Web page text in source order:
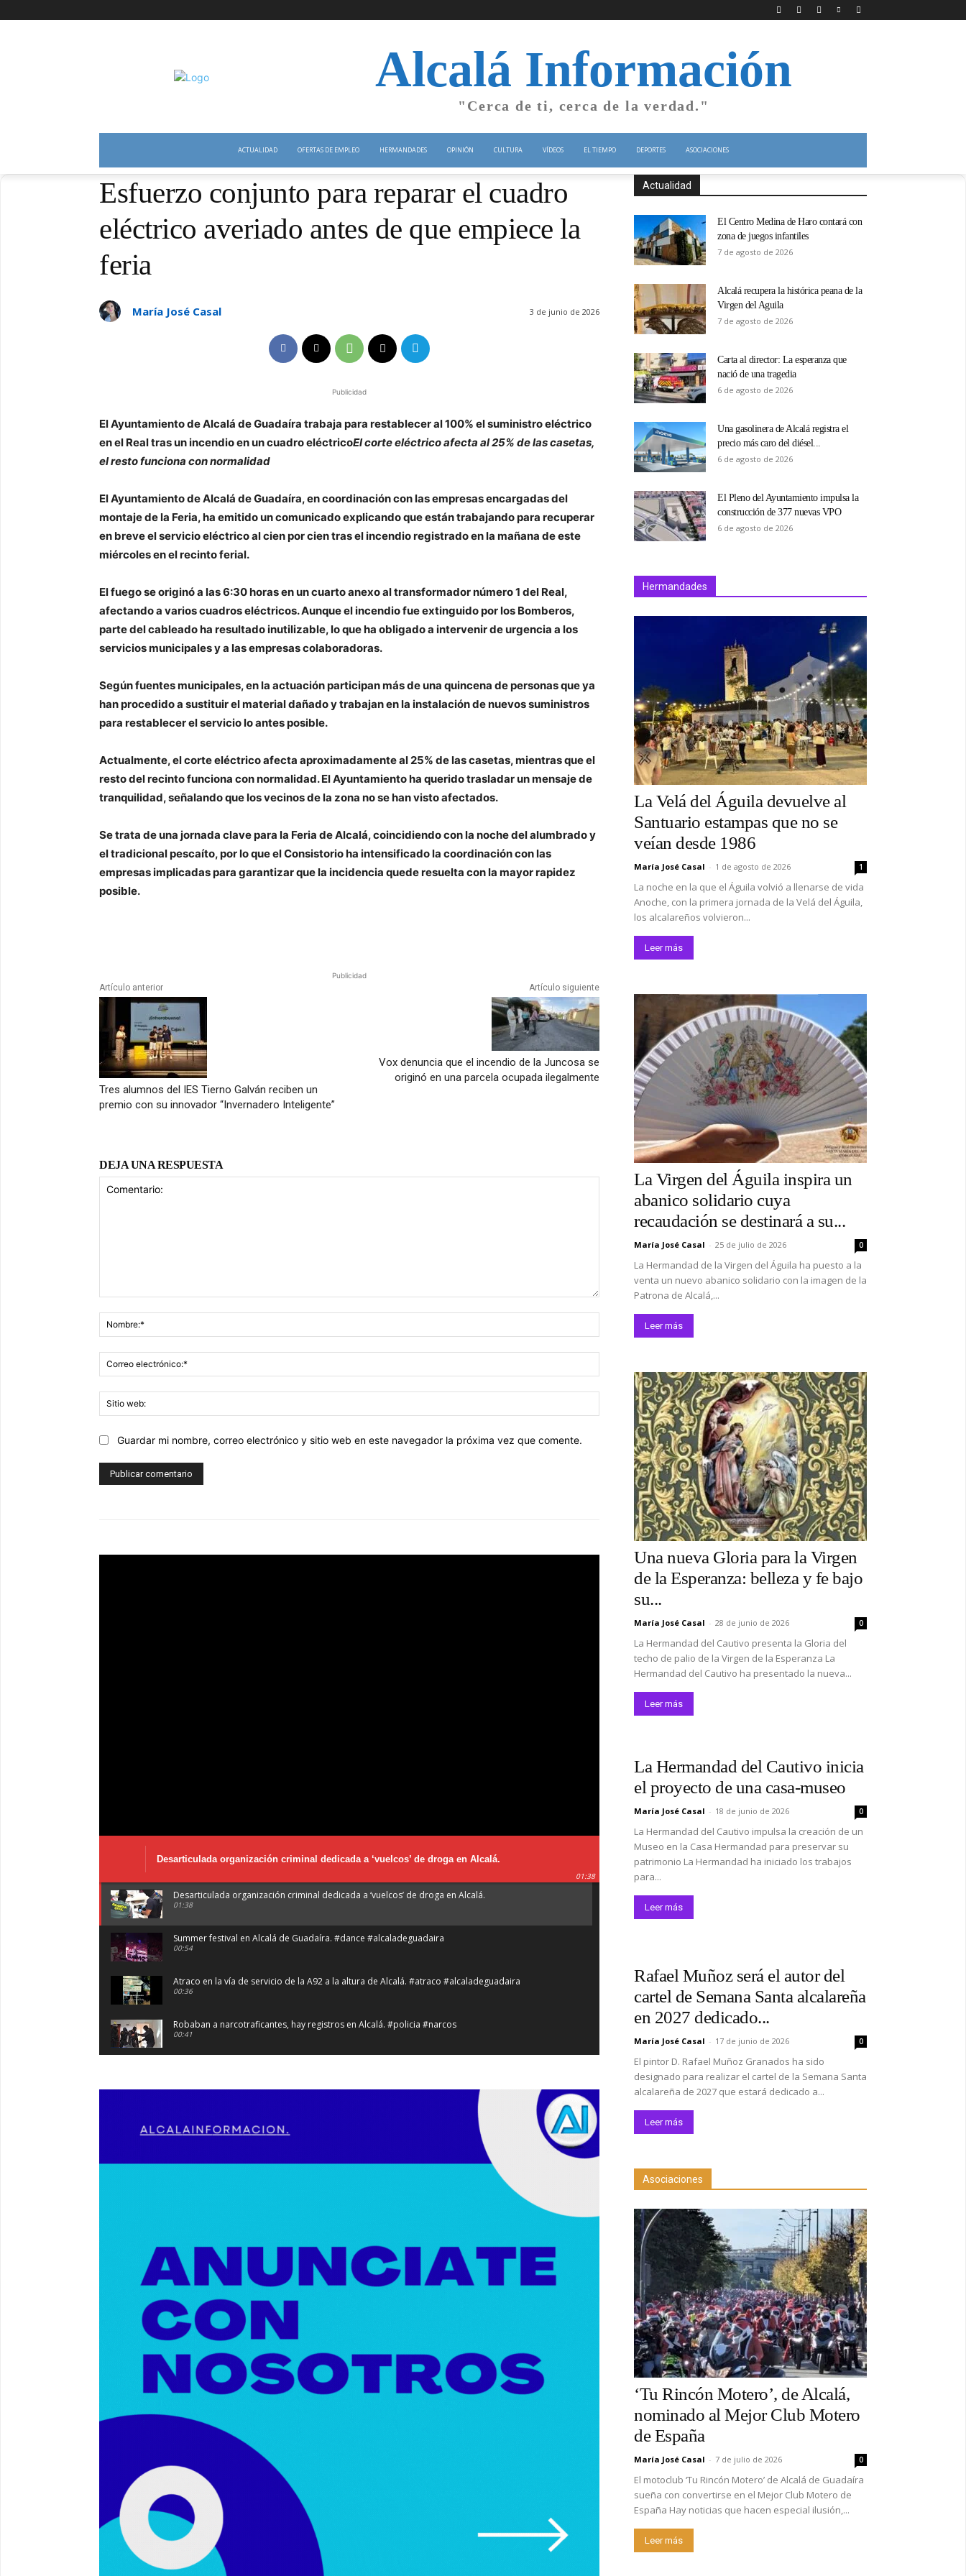
Alcalá Información
"Cerca de ti, cerca de la verdad."
ACTUALIDAD OFERTAS DE EMPLEO HERMANDADES OPINIÓN CULTURA VÍDEOS EL TIEMPO DEPORTES ASOCIACIONES
Esfuerzo conjunto para reparar el cuadro
eléctrico averiado antes de que empiece la
feria
3 de junio de 2026
María José Casal
Publicidad
El Ayuntamiento de Alcalá de Guadaíra trabaja para restablecer al 100% el suministro eléctrico
en el Real tras un incendio en un cuadro eléctricoEl corte eléctrico afecta al 25% de las casetas,
el resto funciona con normalidad
El Ayuntamiento de Alcalá de Guadaíra, en coordinación con las empresas encargadas del
montaje de la Feria, ha emitido un comunicado explicando que están trabajando para recuperar
en breve el servicio eléctrico al cien por cien tras el incendio registrado en la mañana de este
miércoles en el recinto ferial.
El fuego se originó a las 6:30 horas en un cuarto anexo al transformador número 1 del Real,
afectando a varios cuadros eléctricos. Aunque el incendio fue extinguido por los Bomberos,
parte del cableado ha resultado inutilizable, lo que ha obligado a intervenir de urgencia a los
servicios municipales y a las empresas colaboradoras.
Según fuentes municipales, en la actuación participan más de una quincena de personas que ya
han procedido a sustituir el material dañado y trabajan en la instalación de nuevos suministros
para restablecer el servicio lo antes posible.
Actualmente, el corte eléctrico afecta aproximadamente al 25% de las casetas, mientras que el
resto del recinto funciona con normalidad. El Ayuntamiento ha querido trasladar un mensaje de
tranquilidad, señalando que los vecinos de la zona no se han visto afectados.
Se trata de una jornada clave para la Feria de Alcalá, coincidiendo con la noche del alumbrado y
el tradicional pescaíto, por lo que el Consistorio ha intensificado la coordinación con las
empresas implicadas para garantizar que la incidencia quede resuelta con la mayor rapidez
posible.
Publicidad
Artículo anterior
Tres alumnos del IES Tierno Galván reciben un
premio con su innovador “Invernadero Inteligente”
Artículo siguiente
Vox denuncia que el incendio de la Juncosa se
originó en una parcela ocupada ilegalmente
DEJA UNA RESPUESTA
electrónico:*
web:
Guardar mi nombre, correo electrónico y sitio web en este navegador la próxima vez que comente.
Desarticulada organización criminal dedicada a ‘vuelcos’ de droga en Alcalá.
01:38
Desarticulada organización criminal dedicada a ‘vuelcos’ de droga en Alcalá.
01:38
Summer festival en Alcalá de Guadaíra. #dance #alcaladeguadaira
00:54
Atraco en la vía de servicio de la A92 a la altura de Alcalá. #atraco #alcaladeguadaira
00:36
Robaban a narcotraficantes, hay registros en Alcalá. #policia #narcos
00:41
Premio de Medio Ambiente para el CEIP San Mateo. #alcaladeguadaira #premios #colegio
03:01
00:08
Primer premio de casetas 2026. #alcaladeguadaira #ferias
Actualidad
El Centro Medina de Haro contará con
zona de juegos infantiles
7 de agosto de 2026
Alcalá recupera la histórica peana de la
Virgen del Aguila
7 de agosto de 2026
Carta al director: La esperanza que
nació de una tragedia
6 de agosto de 2026
Una gasolinera de Alcalá registra el
precio más caro del diésel...
6 de agosto de 2026
El Pleno del Ayuntamiento impulsa la
construcción de 377 nuevas VPO
6 de agosto de 2026
Hermandades
La Velá del Águila devuelve al
Santuario estampas que no se
veían desde 1986
María José Casal - 1 de agosto de 2026 1
La noche en la que el Águila volvió a llenarse de vida
Anoche, con la primera jornada de la Velá del Águila,
los alcalareños volvieron...
Leer más
La Virgen del Águila inspira un
abanico solidario cuya
recaudación se destinará a su...
María José Casal - 25 de julio de 2026 0
La Hermandad de la Virgen del Águila ha puesto a la
venta un nuevo abanico solidario con la imagen de la
Patrona de Alcalá,...
Leer más
Una nueva Gloria para la Virgen
de la Esperanza: belleza y fe bajo
su...
María José Casal - 28 de junio de 2026 0
La Hermandad del Cautivo presenta la Gloria del
techo de palio de la Virgen de la Esperanza La
Hermandad del Cautivo ha presentado la nueva...
Leer más
La Hermandad del Cautivo inicia
el proyecto de una casa-museo
María José Casal - 18 de junio de 2026 0
La Hermandad del Cautivo impulsa la creación de un
Museo en la Casa Hermandad para preservar su
patrimonio La Hermandad ha iniciado los trabajos
para...
Leer más
Rafael Muñoz será el autor del
cartel de Semana Santa alcalareña
en 2027 dedicado...
María José Casal - 17 de junio de 2026 0
El pintor D. Rafael Muñoz Granados ha sido
designado para realizar el cartel de la Semana Santa
alcalareña de 2027 que estará dedicado a...
Leer más
Asociaciones
‘Tu Rincón Motero’, de Alcalá,
nominado al Mejor Club Motero
de España
María José Casal - 7 de julio de 2026 0
El motoclub ‘Tu Rincón Motero’ de Alcalá de Guadaíra
sueña con convertirse en el Mejor Club Motero de
España Hay noticias que hacen especial ilusión,...
Leer más